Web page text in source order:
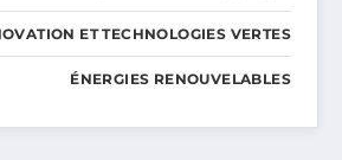
ET TECHNOLOGIES VERTES
ÉNERGIES RENOUVELABLES